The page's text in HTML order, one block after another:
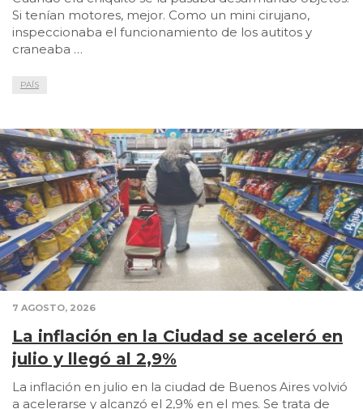
Si tenían motores, mejor. Como un mini cirujano,
inspeccionaba el funcionamiento de los autitos y
craneaba …
PAÍS
7 AGOSTO, 2026
La inflación en la Ciudad se aceleró en
julio y llegó al 2,9%
La inflación en julio en la ciudad de Buenos Aires volvió
a acelerarse y alcanzó el 2,9% en el mes. Se trata de